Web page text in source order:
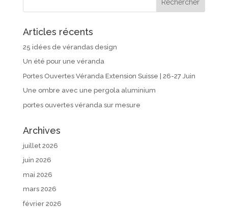
Articles récents
25 idées de vérandas design
Un été pour une véranda
Portes Ouvertes Véranda Extension Suisse | 26-27 Juin
Une ombre avec une pergola aluminium
portes ouvertes véranda sur mesure
Archives
juillet 2026
juin 2026
mai 2026
mars 2026
février 2026